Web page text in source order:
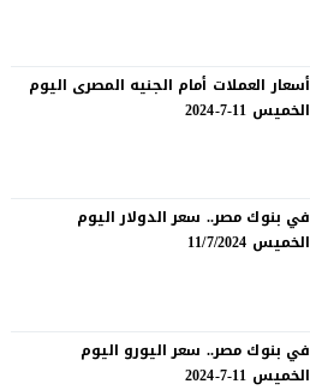
أسعار العملات أمام الجنيه المصرى اليوم
الخميس 11-7-2024
في بنوك مصر.. سعر الدولار اليوم
الخميس 11/7/2024
في بنوك مصر.. سعر اليورو اليوم
الخميس 11-7-2024